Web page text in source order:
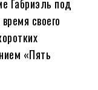
Габриэль под
своего
«Пять